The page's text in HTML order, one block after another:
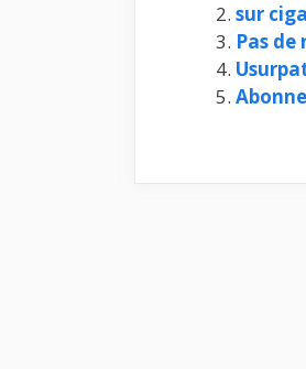
sur
Pas